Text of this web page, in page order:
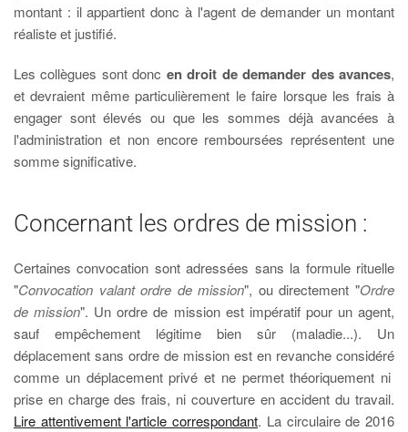
montant : il appartient donc à l'agent de demander un montant
réaliste et justifié.
Les collègues sont donc en droit de demander des avances,
et devraient même particulièrement le faire lorsque les frais à
engager sont élevés ou que les sommes déjà avancées à
l'administration et non encore remboursées représentent une
somme significative.
Concernant les ordres de mission :
Certaines convocation sont adressées sans la formule rituelle
"Convocation valant ordre de mission", ou directement "Ordre
de mission". Un ordre de mission est impératif pour un agent,
sauf empêchement légitime bien sûr (maladie...). Un
déplacement sans ordre de mission est en revanche considéré
comme un déplacement privé et ne permet théoriquement ni
prise en charge des frais, ni couverture en accident du travail.
Lire attentivement l'article correspondant. La circulaire de 2016